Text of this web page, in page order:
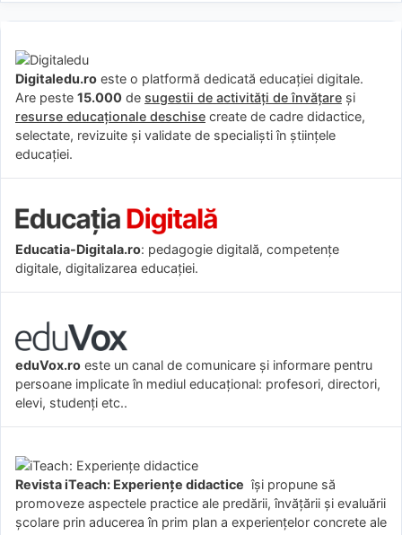
Digitaledu.ro este o platformă dedicată educației digitale.
Are peste 15.000 de sugestii de activități de învățare și
resurse educaționale deschise create de cadre didactice,
selectate, revizuite și validate de specialiști în științele
educației.
Educatia-Digitala.ro: pedagogie digitală, competențe
digitale, digitalizarea educației.
eduVox.ro este un canal de comunicare și informare pentru
persoane implicate în mediul educațional: profesori, directori,
elevi, studenți etc..
Revista iTeach: Experienţe didactice îşi propune să
promoveze aspectele practice ale predării, învăţării şi evaluării
şcolare prin aducerea în prim plan a experienţelor concrete ale